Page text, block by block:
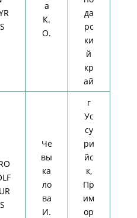
а
К.
О.
да
рс
ки
й
кр
ай
Че
вы
ка
ло
ва
И.
г
Ус
су
ри
йс
к,
Пр
им
ор